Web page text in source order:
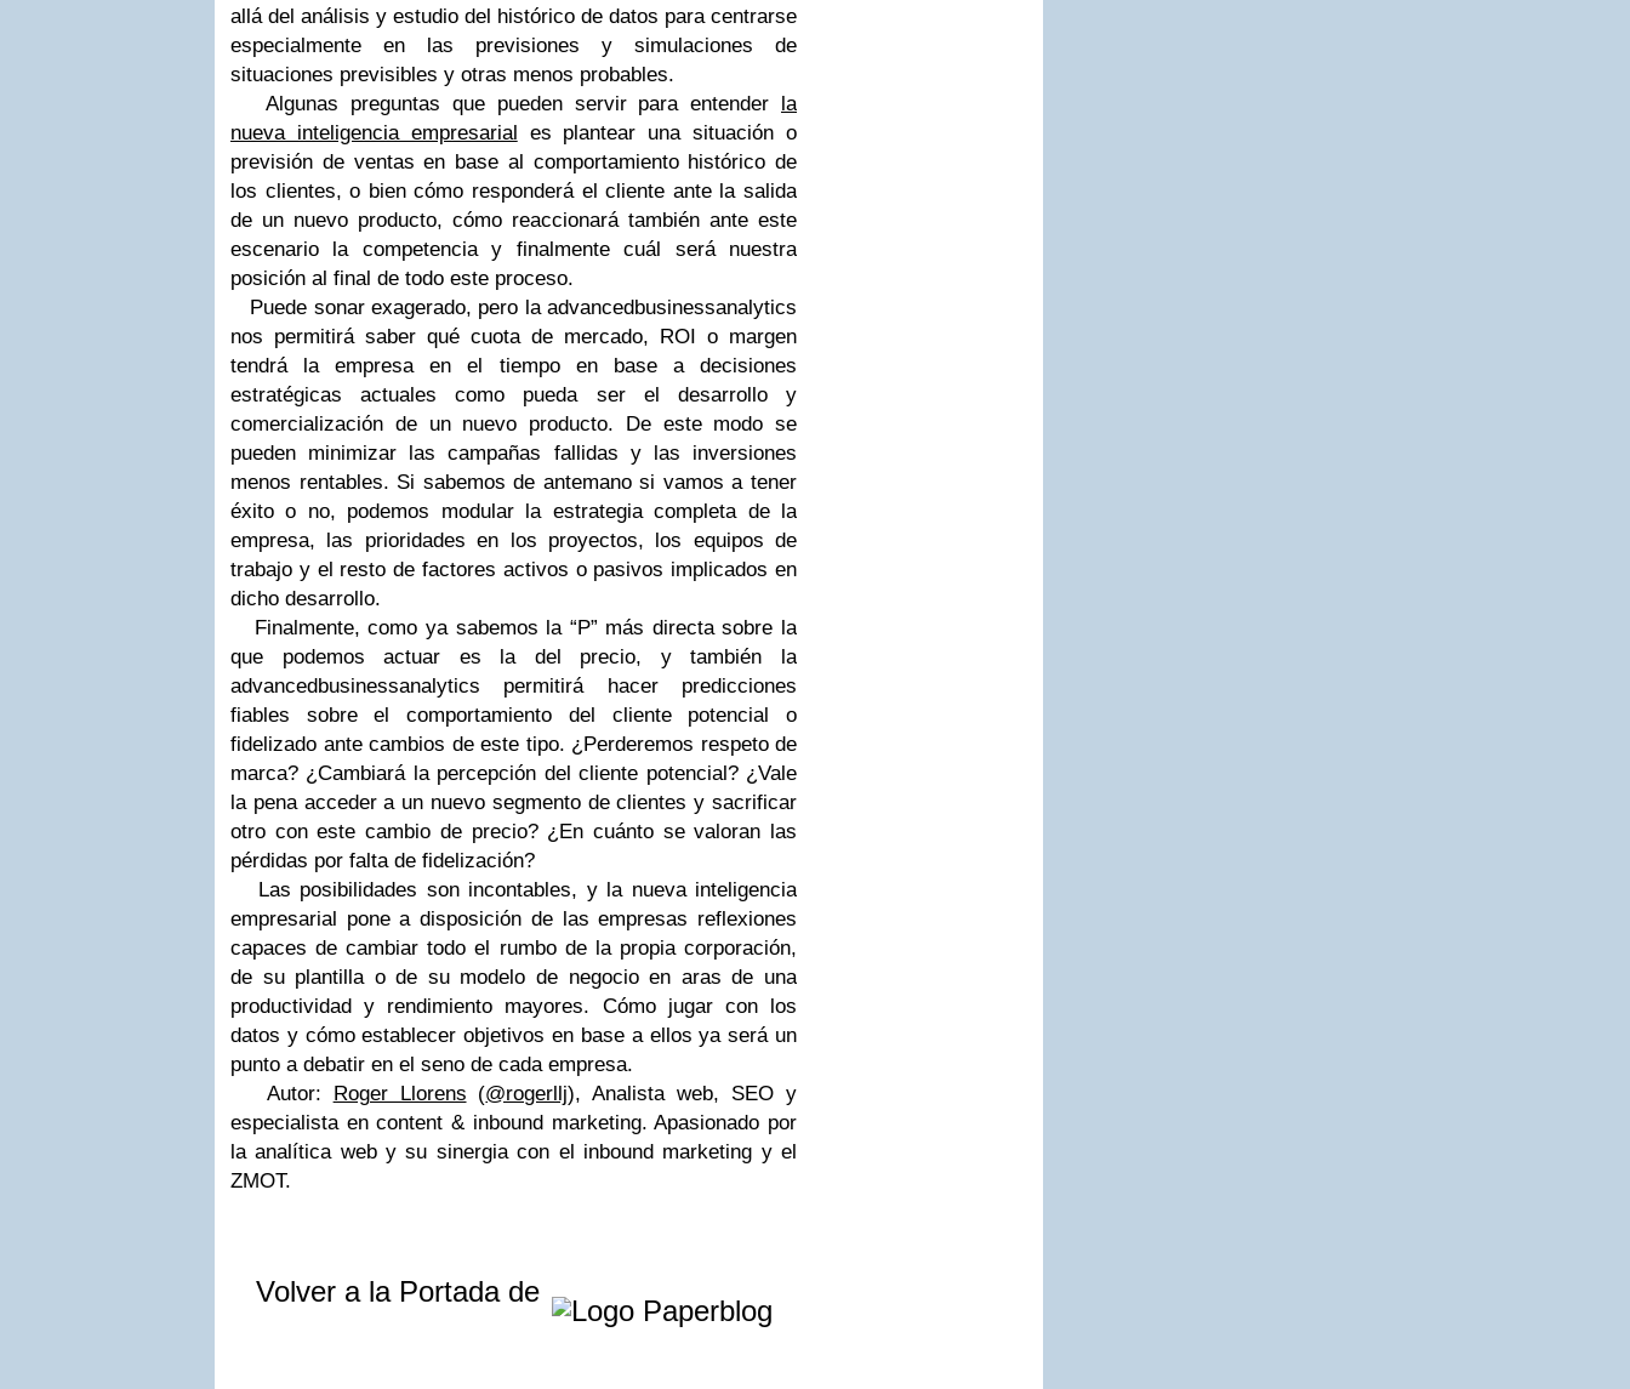
allá del análisis y estudio del histórico de datos para centrarse
especialmente en las previsiones y simulaciones de
situaciones previsibles y otras menos probables.
Algunas preguntas que pueden servir para entender la
nueva inteligencia empresarial es plantear una situación o
previsión de ventas en base al comportamiento histórico de
los clientes, o bien cómo responderá el cliente ante la salida
de un nuevo producto, cómo reaccionará también ante este
escenario la competencia y finalmente cuál será nuestra
posición al final de todo este proceso.
Puede sonar exagerado, pero la advancedbusinessanalytics
nos permitirá saber qué cuota de mercado, ROI o margen
tendrá la empresa en el tiempo en base a decisiones
estratégicas actuales como pueda ser el desarrollo y
comercialización de un nuevo producto. De este modo se
pueden minimizar las campañas fallidas y las inversiones
menos rentables. Si sabemos de antemano si vamos a tener
éxito o no, podemos modular la estrategia completa de la
empresa, las prioridades en los proyectos, los equipos de
trabajo y el resto de factores activos o pasivos implicados en
dicho desarrollo.
Finalmente, como ya sabemos la “P” más directa sobre la
que podemos actuar es la del precio, y también la
advancedbusinessanalytics permitirá hacer predicciones
fiables sobre el comportamiento del cliente potencial o
fidelizado ante cambios de este tipo. ¿Perderemos respeto de
marca? ¿Cambiará la percepción del cliente potencial? ¿Vale
la pena acceder a un nuevo segmento de clientes y sacrificar
otro con este cambio de precio? ¿En cuánto se valoran las
pérdidas por falta de fidelización?
Las posibilidades son incontables, y la nueva inteligencia
empresarial pone a disposición de las empresas reflexiones
capaces de cambiar todo el rumbo de la propia corporación,
de su plantilla o de su modelo de negocio en aras de una
productividad y rendimiento mayores. Cómo jugar con los
datos y cómo establecer objetivos en base a ellos ya será un
punto a debatir en el seno de cada empresa.
Autor: Roger Llorens (@rogerllj), Analista web, SEO y
especialista en content & inbound marketing. Apasionado por
la analítica web y su sinergia con el inbound marketing y el
ZMOT.
Volver a la Portada de